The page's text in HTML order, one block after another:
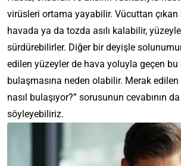
virüsleri ortama yayabilir. Vücuttan çıkan
havada ya da tozda asılı kalabilir,
sürdürebilirler. Diğer bir deyişle
edilen yüzeyler de hava yoluyla geçen bu
bulaşmasına neden olabilir. Merak edilen
nasıl bulaşıyor?” sorusunun cevabının
söyleyebiliriz.